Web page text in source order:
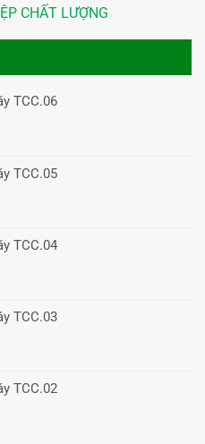
CHẤT LƯỢNG
TCC.06
TCC.05
TCC.04
TCC.03
TCC.02